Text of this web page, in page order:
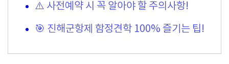
⚠️ 사전예약 시 꼭 알아야 할 주의사항!
🎯 진해군항제 함정견학 100% 즐기는 팁!